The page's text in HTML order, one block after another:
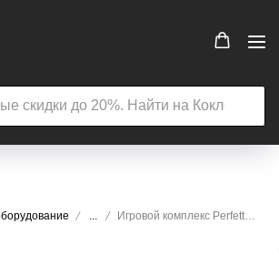
... Игровой комплекс Perfetto sport Bari-7 + качели Паутина